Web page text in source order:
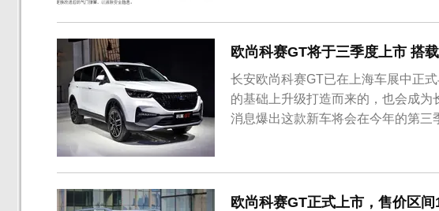
时，丰田和斯巴鲁也在中国向国家
进口森林人、X...
欧尚科赛GT将于三季度上市 搭
长安欧尚科赛GT已在上海车展中正
的基础上升级打造而来的，也会成
消息爆出这款新车将会在今年的第三
大。而且格栅内部采用矩形设计，
用时下流行的悬浮式车顶设计，使新
欧尚科赛GT正式上市，售价区